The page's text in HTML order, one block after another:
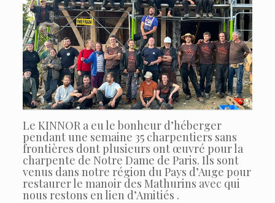
Le KINNOR a eu le bonheur d’héberger
pendant une semaine 35 charpentiers sans
frontières dont plusieurs ont œuvré pour la
charpente de Notre Dame de Paris. Ils sont
venus dans notre région du Pays d’Auge pour
restaurer le manoir des Mathurins avec qui
nous restons en lien d’Amitiés .